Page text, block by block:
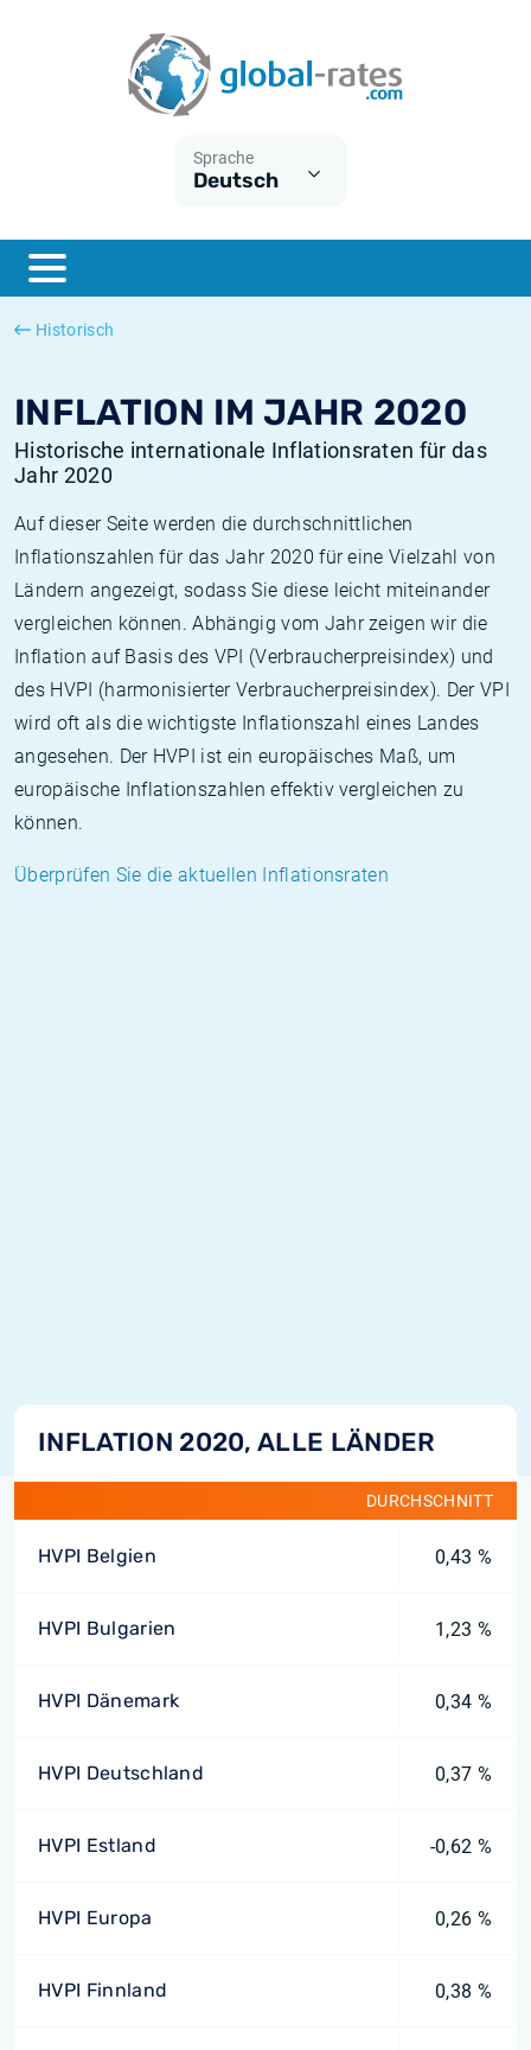
Sprache
Deutsch
Historisch
INFLATION IM JAHR 2020
Historische internationale Inflationsraten für das
Jahr 2020
Auf dieser Seite werden die durchschnittlichen
Inflationszahlen für das Jahr 2020 für eine Vielzahl von
Ländern angezeigt, sodass Sie diese leicht miteinander
vergleichen können. Abhängig vom Jahr zeigen wir die
Inflation auf Basis des VPI (Verbraucherpreisindex) und
des HVPI (harmonisierter Verbraucherpreisindex). Der VPI
wird oft als die wichtigste Inflationszahl eines Landes
angesehen. Der HVPI ist ein europäisches Maß, um
europäische Inflationszahlen effektiv vergleichen zu
können.
Überprüfen Sie die aktuellen Inflationsraten
INFLATION 2020, ALLE LÄNDER
DURCHSCHNITT
HVPI Belgien 0,43 %
HVPI Bulgarien 1,23 %
HVPI Dänemark 0,34 %
HVPI Deutschland 0,37 %
HVPI Estland -0,62 %
HVPI Europa 0,26 %
HVPI Finnland 0,38 %
ESTER
SONIA
Was ist die VPI-Inflation?
Was ist die HVPI-Inflation?
Deutsche inflation
Europäische inflation
Historische Euribor-Sätze
Historische ESTER-Sätze
Historische SOFR-Sätze
Historische SONIA-Sätze
Inflationsrechner